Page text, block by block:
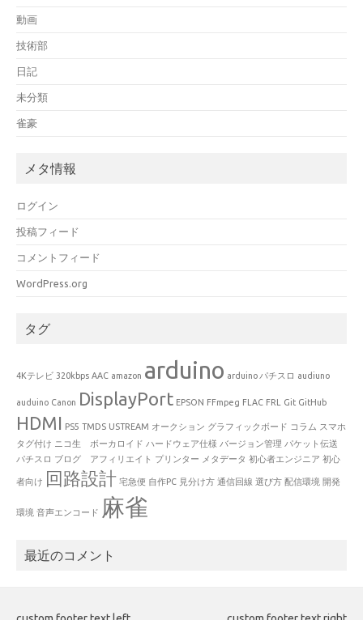
動画
技術部
日記
未分類
雀豪
メタ情報
ログイン
投稿フィード
コメントフィード
WordPress.org
タグ
4Kテレビ 320kbps AAC amazon arduino arduino パチスロ audiuno
auduino Canon DisplayPort EPSON FFmpeg FLAC FRL Git GitHub
HDMI PS5 TMDS USTREAM オークション グラフィックボード コラム スマホ
タグ付け ニコ生 ボーカロイド ハードウェア仕様 バージョン管理 パケット伝送
パチスロ ブログ アフィリエイト プリンター メタデータ 初心者エンジニア 初心
者向け 回路設計 宅急便 自作PC 見分け方 通信回線 選び方 配信環境 開発
環境 音声エンコード 麻雀
最近のコメント